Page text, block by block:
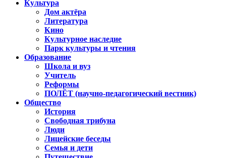
Культура
Дом актёра
Литература
Кино
Культурное наследие
Парк культуры и чтения
Образование
Школа и вуз
Учитель
Реформы
ПОЛЁТ (научно-педагогический вестник)
Общество
История
Свободная трибуна
Люди
Лицейские беседы
Семья и дети